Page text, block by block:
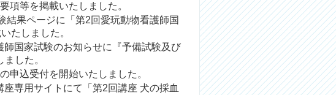
項等を掲載いたしました。
結果ページに「 第2回愛玩動物看護師国
たしました。
国家試験のお知らせに『予備試験及び
ました。
の申込受付を開始いたしました。
専用サイトにて「 第2回講座 犬の採血